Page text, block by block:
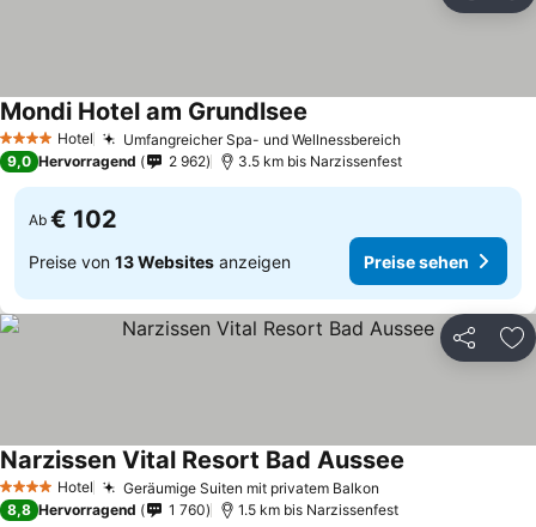
4 Sterne Hotel Umfangreicher Spa- und WellnessbereichPreise sehen
Mondi Hotel am Grundlsee
9,0 Hervorragend 2 962 3.5 km bis Narzissenfest
Ab € 102
Preise von 13 Websites anzeigen Preise sehen
Teilen
4 Sterne Hotel Geräumige Suiten mit privatem Balkon
Narzissen Vital Resort Bad Aussee
8,8 Hervorragend 1 760 1.5 km bis Narzissenfest